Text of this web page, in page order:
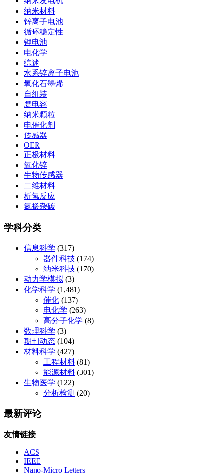
纳米材料
锌离子电池
循环稳定性
锂电池
电化学
综述
水系锌离子电池
氧化石墨烯
自组装
赝电容
纳米颗粒
电催化剂
传感器
OER
正极材料
氧化锌
生物传感器
二维材料
析氢反应
氮掺杂碳
学科分类
信息科学 (317)
器件科技 (174)
纳米科技 (170)
动力学模拟 (3)
化学科学 (1,481)
催化 (137)
电化学 (263)
高分子化学 (8)
数理科学 (3)
期刊动态 (104)
材料科学 (427)
工程材料 (81)
能源材料 (301)
生物医学 (122)
分析检测 (20)
最新评论
友情链接
ACS
IEEE
Nano-Micro Letters